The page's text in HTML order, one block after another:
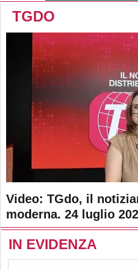
TGDO
Video: TGdo, il
moderna. 24 luglio
IN EVIDENZA